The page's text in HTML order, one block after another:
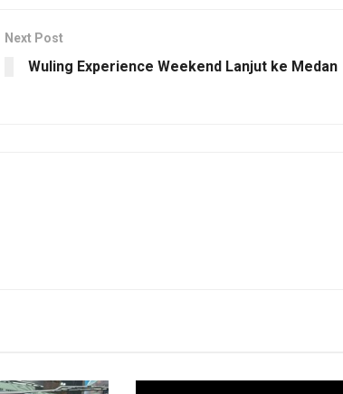
Next Post
Wuling Experience Weekend Lanjut ke Medan